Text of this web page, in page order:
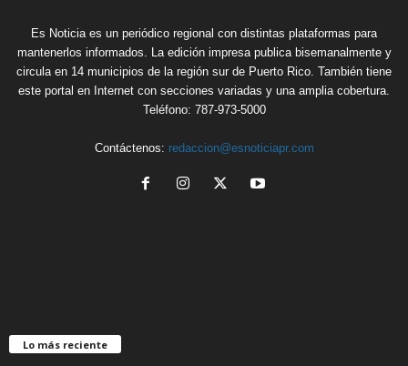
Es Noticia es un periódico regional con distintas plataformas para
mantenerlos informados. La edición impresa publica bisemanalmente y
circula en 14 municipios de la región sur de Puerto Rico. También tiene
este portal en Internet con secciones variadas y una amplia cobertura.
Teléfono: 787-973-5000
Contáctenos: redaccion@esnoticiapr.com
Lo más reciente